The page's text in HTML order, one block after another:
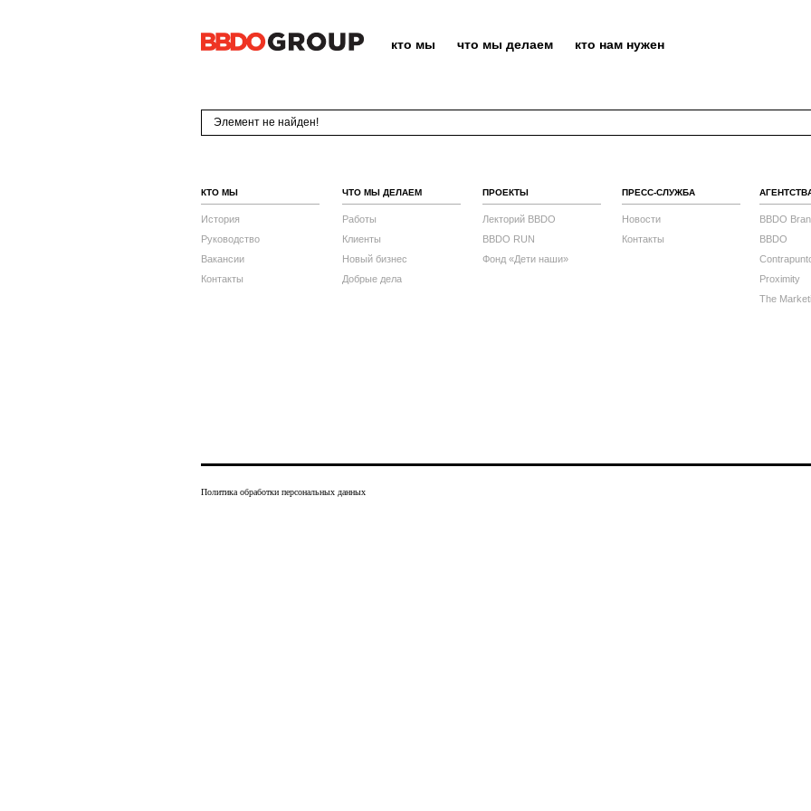
кто мы что мы делаем кто нам нужен
Элемент не найден!
КТО МЫ
История
Руководство
Вакансии
Контакты
ЧТО МЫ ДЕЛАЕМ
Работы
Клиенты
Новый бизнес
Добрые дела
ПРОЕКТЫ
Лекторий BBDO
BBDO RUN
Фонд «Дети наши»
ПРЕСС-СЛУЖБА
Новости
Контакты
BBDO
BBDO
Proximity
The
Политика обработки персональных данных